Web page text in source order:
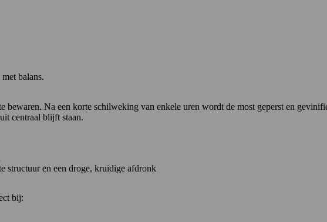
balans.
bewaren. Na een korte schilweking van enkele uren wordt de most geperst en
centraal blijft staan.
structuur en een droge, kruidige afdronk
bij: